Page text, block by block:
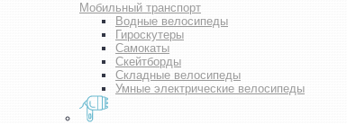
Мобильный транспорт
Водные велосипеды
Гироскутеры
Самокаты
Скейтборды
Складные велосипеды
Умные электрические велосипеды